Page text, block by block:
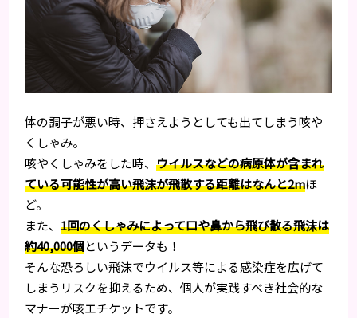
体の調子が悪い時、押さえようとしても出てしまう咳や
くしゃみ。
咳やくしゃみをした時、ウイルスなどの病原体が含まれ
ている可能性が高い飛沫が飛散する距離はなんと2mほ
ど。
また、1回のくしゃみによって口や鼻から飛び散る飛沫は
約40,000個というデータも！
そんな恐ろしい飛沫でウイルス等による感染症を広げて
しまうリスクを抑えるため、個人が実践すべき社会的な
マナーが咳エチケットです。